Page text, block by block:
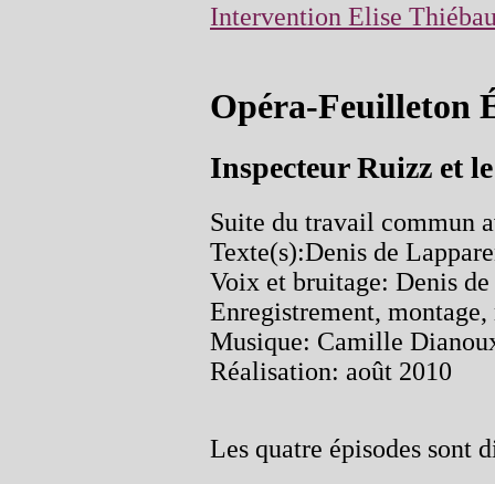
Intervention Elise
Opéra-Feuilleton
Inspecteur Ruizz et
Suite du travail commun
Texte(s):Denis de
Voix et bruitage: Denis
Enregistrement,
Musique: Camille
Réalisation: août 2010
Les quatre épisodes sont